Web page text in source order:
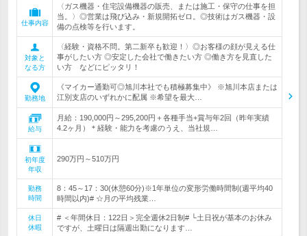
仕事内容
〈ガス機器・住宅設備機器の販売、または施工・保守の仕事を担
当。〉◎営業は飛び込み・新規開拓ゼロ。◎技術はガス機器・設
備の点検等を行います。
対象と
なる方
〈経験・資格不問。第二新卒も歓迎！〉◎お客様の顔が見える仕
事がしたい方 ◎安定した会社で働きたい方 ◎働き方を見直した
い方 などにピッタリ！
勤務地
《マイカー通勤可◎旭川本社でも積極募集中》 ※旭川本店または
江別支店のいずれかに配属 ※希望を最大…
給与
月給：190,000円～295,200円＋各種手当+賞与年2回（昨年実績
4.2ヶ月）＊経験・能力を考慮のうえ、当社規…
初年度
年収
290万円～510万円
勤務
時間
8：45～17：30(休憩60分)※1年単位の変形労働時間制(週平均40
時間以内)# ☆月の平均残業…
休日
休暇
# ＜年間休日：122日＞完全週休2日制# └土日祝が基本のお休み
ですが、土曜日は隔週出勤になります…